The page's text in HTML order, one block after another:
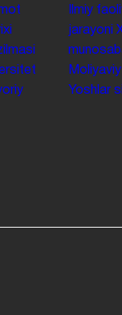
Ilmiy
jarayoni
Yoshlar